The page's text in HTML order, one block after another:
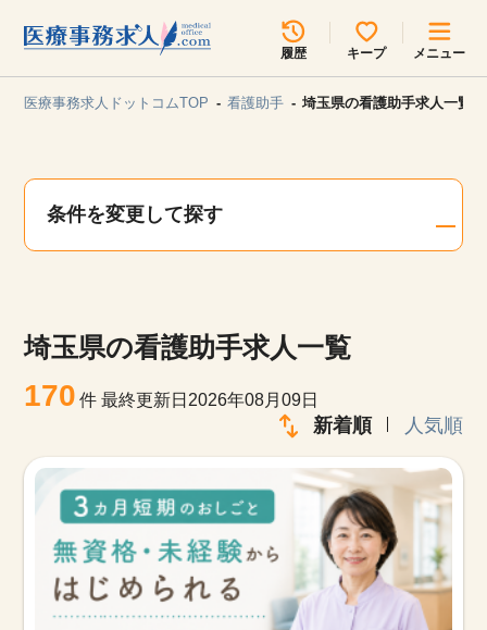
履歴 キープ メニュー
見学会・イベント情報
よくあるご質問
お知らせ
医療事務求人ドットコムとは
医療事務求人ドットコムTOP 看護助手 埼玉県の看護助手求人一覧
条件を変更して探す
埼玉県の看護助手求人一覧
170 件最終更新日2026年08月09日
新着順 人気順
所在地のエリアを選択してください
各支店担当よりご連絡させていただきます。
関東
甲信越・北陸 中国・四国